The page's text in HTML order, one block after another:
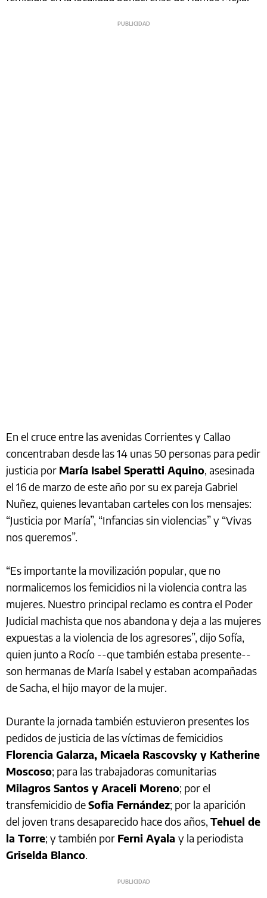
En el cruce entre las avenidas Corrientes y Callao
concentraban desde las 14 unas 50 personas para pedir
justicia por María Isabel Speratti Aquino, asesinada
el 16 de marzo de este año por su ex pareja Gabriel
Nuñez, quienes levantaban carteles con los mensajes:
“Justicia por María”, “Infancias sin violencias” y “Vivas
nos queremos”.
“Es importante la movilización popular, que no
normalicemos los femicidios ni la violencia contra las
mujeres. Nuestro principal reclamo es contra el Poder
Judicial machista que nos abandona y deja a las mujeres
expuestas a la violencia de los agresores”, dijo Sofía,
quien junto a Rocío --que también estaba presente--
son hermanas de María Isabel y estaban acompañadas
de Sacha, el hijo mayor de la mujer.
Durante la jornada también estuvieron presentes los
pedidos de justicia de las víctimas de femicidios
Florencia Galarza, Micaela Rascovsky y Katherine
Moscoso; para las trabajadoras comunitarias
Milagros Santos y Araceli Moreno; por el
transfemicidio deSofia Fernández; por la aparición
del joven trans desaparecido hace dos años, Tehuel de
la Torre; y también por Ferni Ayala y la periodista
Griselda Blanco.